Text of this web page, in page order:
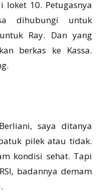
10. Petugasnya
dihubungi untuk
Ray. Dan yang
berkas ke Kassa.
saya ditanya
pilek atau tidak.
kondisi sehat. Tapi
badannya demam